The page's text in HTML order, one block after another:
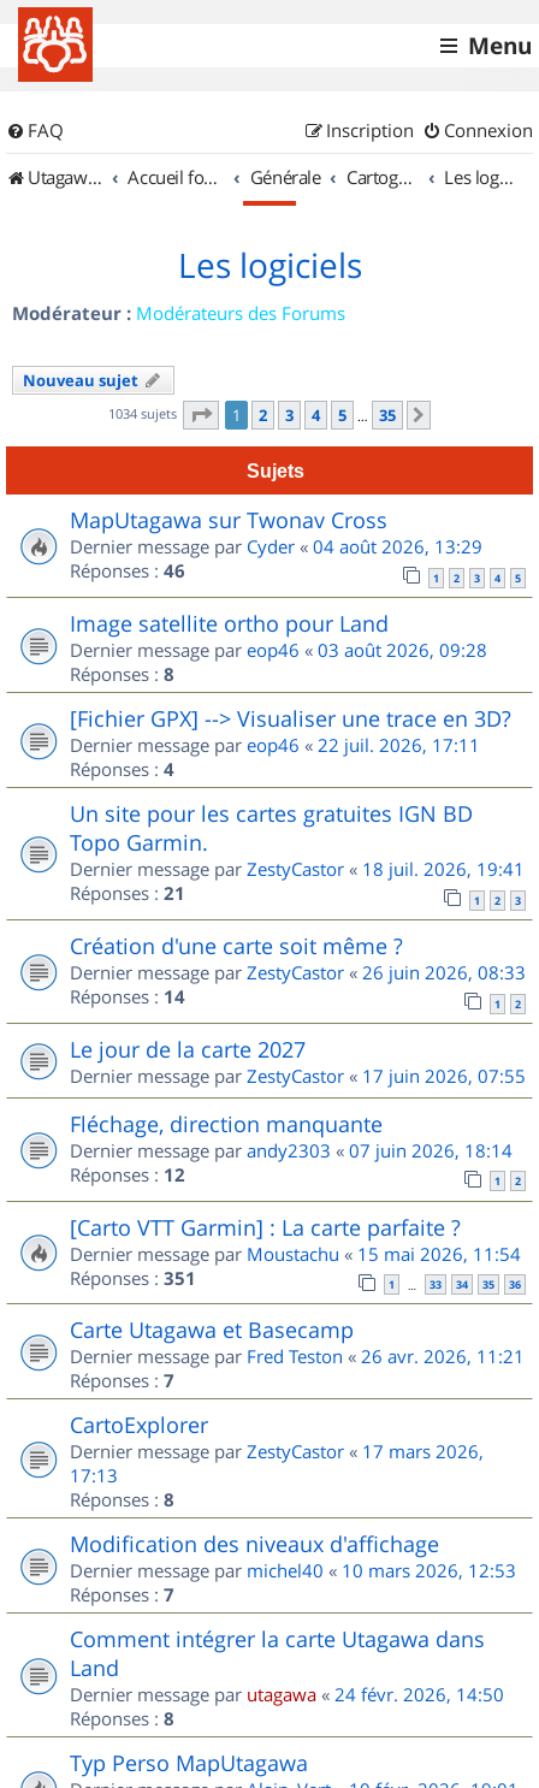
Menu
FAQ Connexion
Inscription
UtagawaVTT (Randos VTT et VTTAE avec traces GPS)
Accueil forum Générale Cartographie et GPS Les logiciels
Les logiciels
Modérateur : Modérateurs des Forums
Nouveau sujet
1034 sujets Page 1sur
1 2 3 4 5 … 35
Sujets
MapUtagawa sur Twonav Cross
Dernier message par Cyder « 04 août 2026, 13:29
Réponses : 46 1 2 3 4 5
Image satellite ortho pour Land
Dernier message par eop46 « 03 août 2026, 09:28
Réponses : 8
[Fichier GPX] --> Visualiser une trace en 3D?
Dernier message par eop46 « 22 juil. 2026, 17:11
Réponses : 4
Un site pour les cartes gratuites IGN BD
Topo Garmin.
Dernier message par ZestyCastor « 18 juil. 2026, 19:41
Réponses : 21 1 2 3
Création d'une carte soit même ?
Dernier message par ZestyCastor « 26 juin 2026, 08:33
Réponses : 14 1 2
Le jour de la carte 2027
Dernier message par ZestyCastor « 17 juin 2026, 07:55
Fléchage, direction manquante
Dernier message par andy2303 « 07 juin 2026, 18:14
Réponses : 12 1 2
[Carto VTT Garmin] : La carte parfaite ?
Dernier message par Moustachu « 15 mai 2026, 11:54
Réponses : 351 1 … 33 34 35 36
Carte Utagawa et Basecamp
Dernier message par Fred Teston « 26 avr. 2026, 11:21
Réponses : 7
CartoExplorer
Dernier message par ZestyCastor « 17 mars 2026,
17:13
Réponses : 8
Modification des niveaux d'affichage
Dernier message par michel40 « 10 mars 2026, 12:53
Réponses : 7
Comment intégrer la carte Utagawa dans
Land
Dernier message par utagawa « 24 févr. 2026, 14:50
Réponses : 8
Typ Perso MapUtagawa